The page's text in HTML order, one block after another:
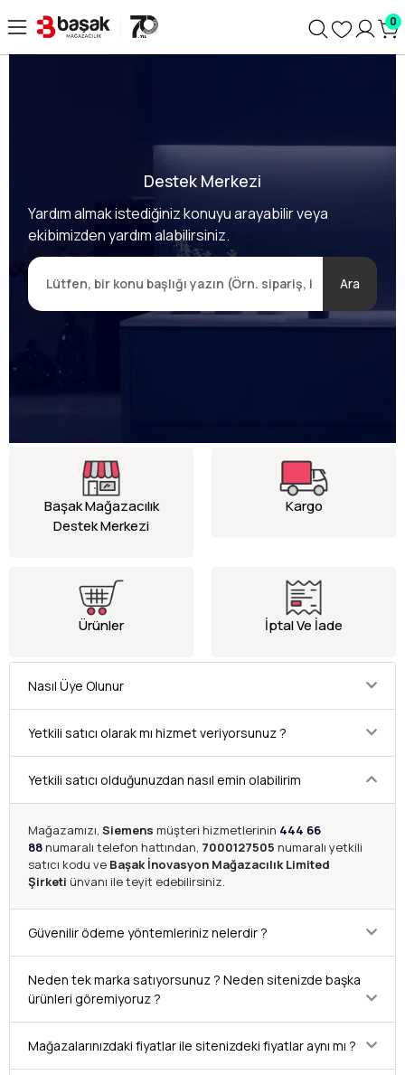
0
Destek Merkezi
Yardım almak istediğiniz konuyu arayabilir veya
ekibimizden yardım alabilirsiniz.
Ara
Başak Mağazacılık
Destek Merkezi
Kargo
Ürünler İptal Ve İade
Nasıl Üye Olunur
Yetkili satıcı olarak mı hizmet veriyorsunuz ?
Yetkili satıcı olduğunuzdan nasıl emin olabilirim
Mağazamızı, Siemens müşteri hizmetlerinin 444 66
88 numaralı telefon hattından, 7000127505 numaralı yetkili
satıcı kodu ve Başak İnovasyon Mağazacılık Limited
Şirketi ünvanı ile teyit edebilirsiniz.
Güvenilir ödeme yöntemleriniz nelerdir ?
Neden tek marka satıyorsunuz ? Neden sitenizde başka
ürünleri göremiyoruz ?
Mağazalarınızdaki fiyatlar ile sitenizdeki fiyatlar aynı mı ?